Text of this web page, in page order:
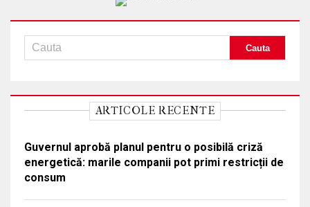
ARTICOLE RECENTE
Guvernul aprobă planul pentru o posibilă criză
energetică: marile companii pot primi restricții de
consum